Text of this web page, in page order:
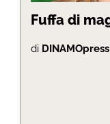
Fuffa di
di DINAMOpress